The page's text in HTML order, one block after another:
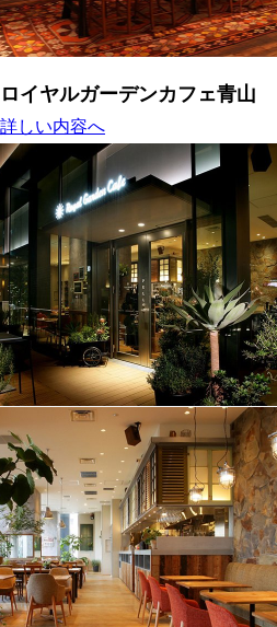
ロイヤルガーデンカフェ青山
詳しい内容へ